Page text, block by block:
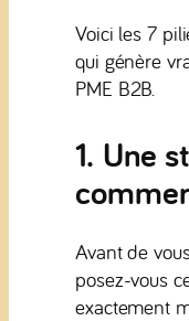
Voici les 7
qui génère
PME B2B.
1. Une
Avant de
posez-vous
exactement